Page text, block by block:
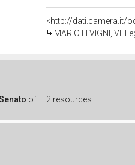
<http://dati.camera.it/
MARIO LI VIGNI, VII
of 2 resources